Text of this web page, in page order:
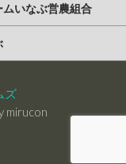
ムいなぶ営農組合
ズ
mirucon